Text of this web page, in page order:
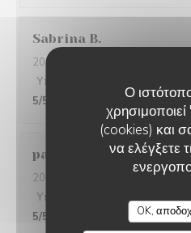
Ο
(cookies) και
να ελέγξετε
OK,
Sabrina B
2026-08-05
Υπηρεσία
5/5
pascale
2026-08-07
- 21:30 - καλεσμένοι
Υπηρεσία
Ατμόσφαιρα:5/5
5/5